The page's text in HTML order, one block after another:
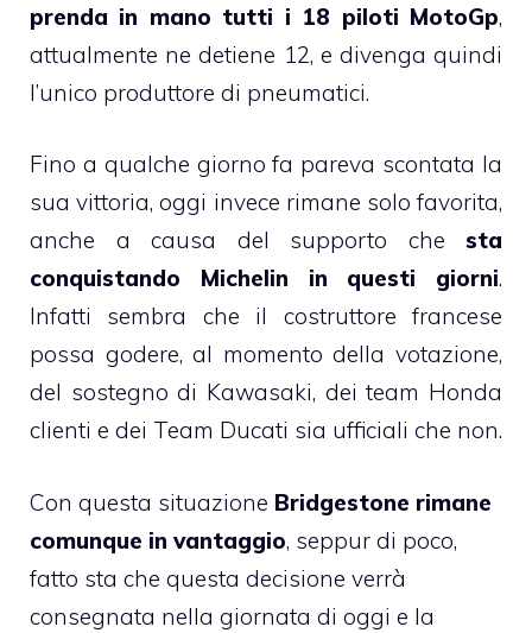
prenda in mano tutti i 18 piloti MotoGp,
attualmente ne detiene 12, e divenga quindi
l’unico produttore di pneumatici.
Fino a qualche giorno fa pareva scontata la
sua vittoria, oggi invece rimane solo favorita,
anche a causa del supporto che sta
conquistando Michelin in questi giorni.
Infatti sembra che il costruttore francese
possa godere, al momento della votazione,
del sostegno di Kawasaki, dei team Honda
clienti e dei Team Ducati sia ufficiali che non.
Con questa situazione Bridgestone rimane
comunque in vantaggio, seppur di poco,
fatto sta che questa decisione verrà
consegnata nella giornata di oggi e la